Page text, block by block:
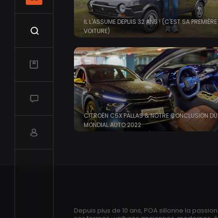
Recherche
Mes vidéos
Salon de discussions
Compte utilisateur
IL L'ASSUME DEPUIS 32 ANS ! (C'EST SA PREMIÈRE
VOITURE)
CITROËN C5X PALLAS & NOTRE CONCLUSION DU
MONDIAL AUTO 2022
Depuis plus de 10 ans, POA sillonne la